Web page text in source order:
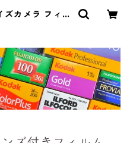
ズカメラ フィル